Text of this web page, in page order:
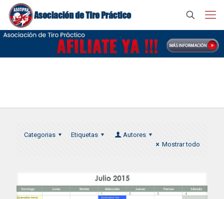
Categorias Etiquetas
Autores
Mostrar todo